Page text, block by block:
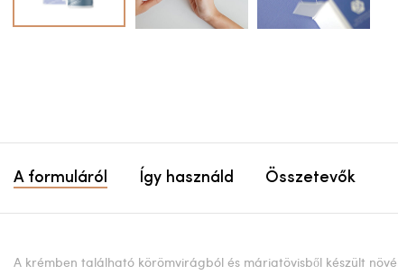
A formuláról Így használd Összetevők
A krémben található körömvirágból és máriatövisből készült